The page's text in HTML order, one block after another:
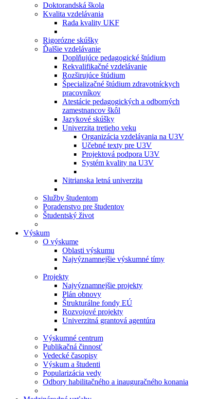
Doktorandská škola
Kvalita vzdelávania
Rada kvality UKF
Rigorózne skúšky
Ďalšie vzdelávanie
Doplňujúce pedagogické štúdium
Rekvalifikačné vzdelávanie
Rozširujúce štúdium
Špecializačné štúdium zdravotníckych
pracovníkov
Atestácie pedagogických a odborných
zamestnancov škôl
Jazykové skúšky
Univerzita tretieho veku
Organizácia vzdelávania na U3V
Učebné texty pre U3V
Projektová podpora U3V
Systém kvality na U3V
Nitrianska letná univerzita
Služby študentom
Poradenstvo pre študentov
Študentský život
Výskum
O výskume
Oblasti výskumu
Najvýznamnejšie výskumné tímy
Projekty
Najvýznamnejšie projekty
Plán obnovy
Štrukturálne fondy EÚ
Rozvojové projekty
Univerzitná grantová agentúra
Výskumné centrum
Publikačná činnosť
Vedecké časopisy
Výskum a študenti
Popularizácia vedy
Odbory habilitačného a inauguračného konania